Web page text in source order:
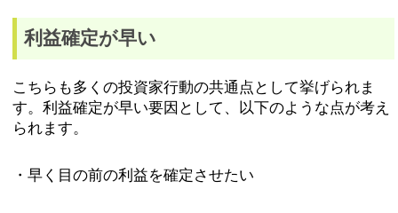
利益確定が早い
こちらも多くの投資家行動の共通点として挙げられま
す。利益確定が早い要因として、以下のような点が考え
られます。
・早く目の前の利益を確定させたい